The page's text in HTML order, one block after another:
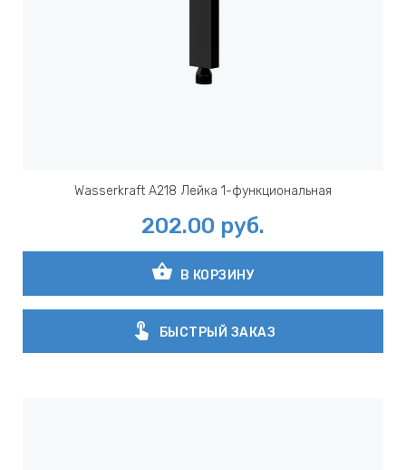
Wasserkraft A218 Лейка 1-функциональная
202.00 руб.
shopping_basket В КОРЗИНУ
touch_app БЫСТРЫЙ ЗАКАЗ